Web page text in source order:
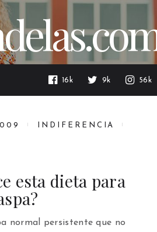
16k 9k 56k
INDIFERENCIA
esta dieta para
normal persistente que no